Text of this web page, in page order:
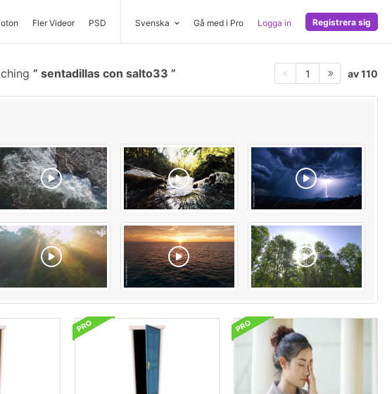
Fler Videor PSD Svenska Gå med i Pro Logga in Registrera sig
sentadillas con salto33 1 av 110